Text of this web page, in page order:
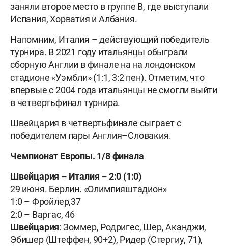
заняли второе место в группе В, где выступали
Испания, Хорватия и Албания.
Напомним, Италия – действующий победитель
турнира. В 2021 году итальянцы обыграли
сборную Англии в финале на на лондонском
стадионе «Уэмбли» (1:1, 3:2 пен). Отметим, что
впервые с 2004 года итальянцы не смогли выйти
в четвертьфинал турнира.
Швейцария в четвертьфинале сыграет с
победителем пары Англия–Словакия.
Чемпионат Европы. 1/8 финала
Швейцария – Италия – 2:0 (1:0)
29 июня. Берлин. «Олимпияштадион»
1:0 – Фройлер,37
2:0 – Варгас, 46
Швейцария: Зоммер, Родригес, Шер, Аканджи,
Эбишер (Штеффен, 90+2), Ридер (Стергиу, 71),